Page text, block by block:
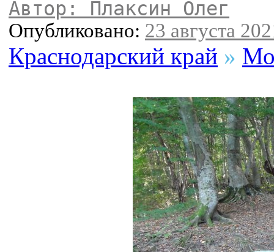
Автор: Плаксин Олег
Опубликовано: 23 августа
Краснодарский край »